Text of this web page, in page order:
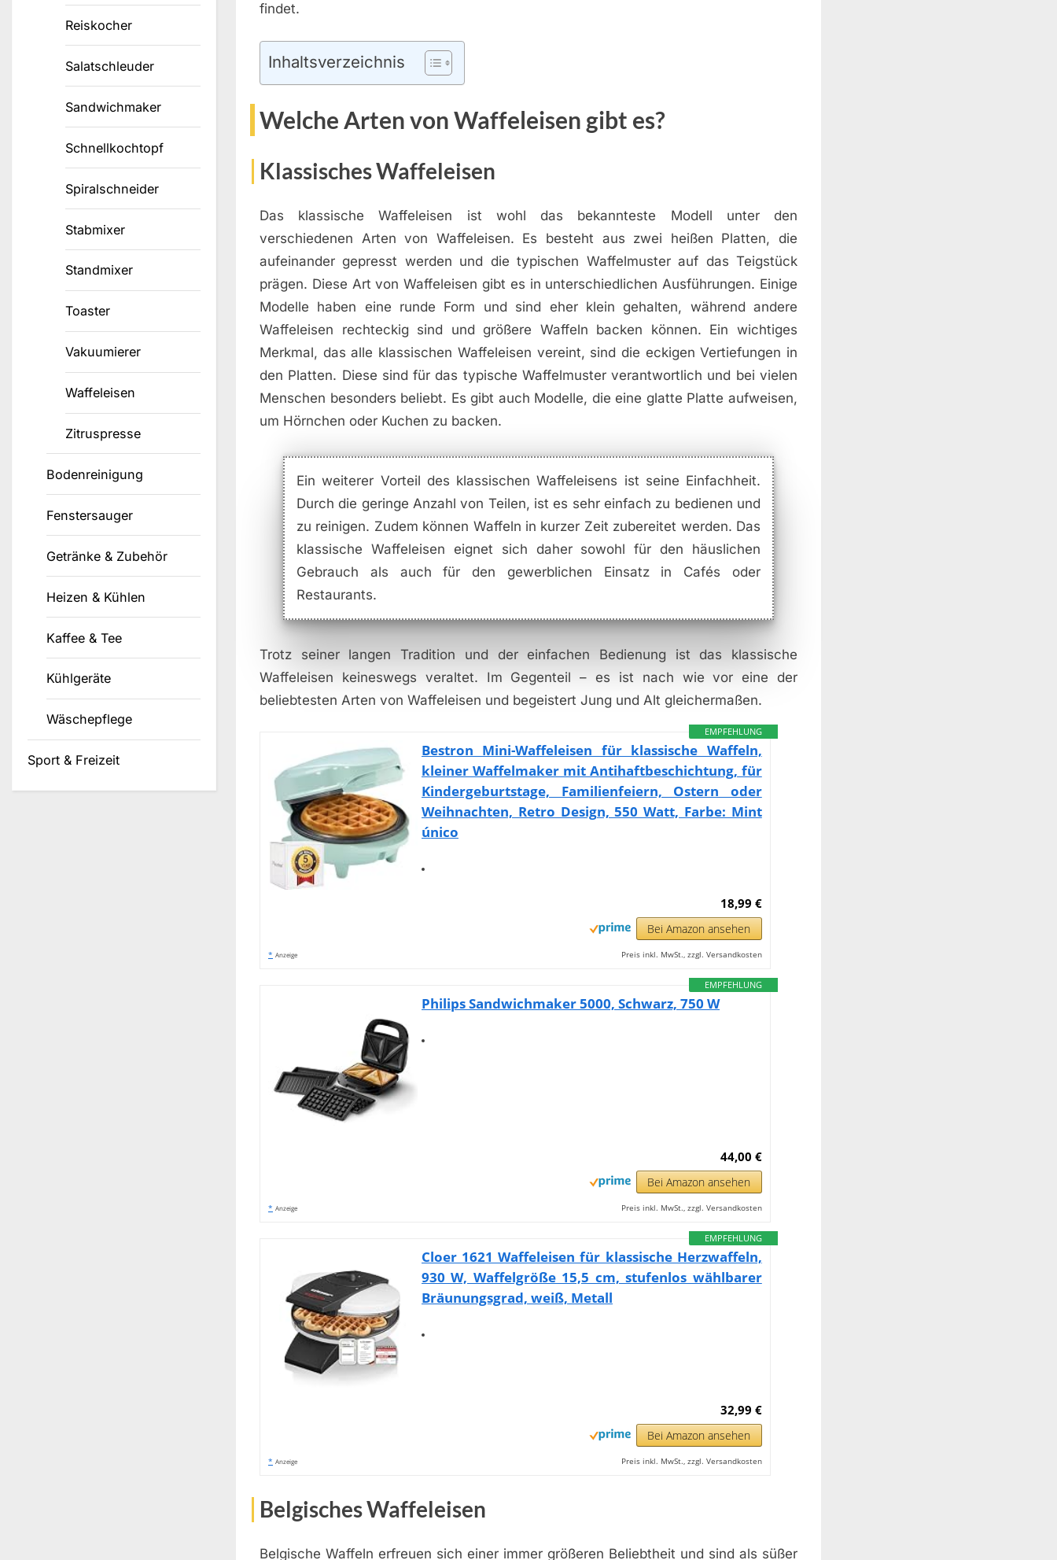
findet.
Inhaltsverzeichnis
Welche Arten von Waffeleisen gibt es?
Klassisches Waffeleisen
Das klassische Waffeleisen ist wohl das bekannteste Modell unter den
verschiedenen Arten von Waffeleisen. Es besteht aus zwei heißen Platten, die
aufeinander gepresst werden und die typischen Waffelmuster auf das Teigstück
prägen. Diese Art von Waffeleisen gibt es in unterschiedlichen Ausführungen. Einige
Modelle haben eine runde Form und sind eher klein gehalten, während andere
Waffeleisen rechteckig sind und größere Waffeln backen können. Ein wichtiges
Merkmal, das alle klassischen Waffeleisen vereint, sind die eckigen Vertiefungen in
den Platten. Diese sind für das typische Waffelmuster verantwortlich und bei vielen
Menschen besonders beliebt. Es gibt auch Modelle, die eine glatte Platte aufweisen,
um Hörnchen oder Kuchen zu backen.
Ein weiterer Vorteil des klassischen Waffeleisens ist seine Einfachheit.
Durch die geringe Anzahl von Teilen, ist es sehr einfach zu bedienen und
zu reinigen. Zudem können Waffeln in kurzer Zeit zubereitet werden. Das
klassische Waffeleisen eignet sich daher sowohl für den häuslichen
Gebrauch als auch für den gewerblichen Einsatz in Cafés oder
Restaurants.
Trotz seiner langen Tradition und der einfachen Bedienung ist das klassische
Waffeleisen keineswegs veraltet. Im Gegenteil – es ist nach wie vor eine der
beliebtesten Arten von Waffeleisen und begeistert Jung und Alt gleichermaßen.
EMPFEHLUNG
Bestron Mini-Waffeleisen für klassische Waffeln,
kleiner Waffelmaker mit Antihaftbeschichtung, für
Kindergeburtstage, Familienfeiern, Ostern oder
Weihnachten, Retro Design, 550 Watt, Farbe: Mint
único
18,99 €
Bei Amazon ansehen
* Anzeige Preis inkl. MwSt., zzgl. Versandkosten
EMPFEHLUNG
Philips Sandwichmaker 5000, Schwarz, 750 W
44,00 €
Bei Amazon ansehen
* Anzeige Preis inkl. MwSt., zzgl. Versandkosten
EMPFEHLUNG
Cloer 1621 Waffeleisen für klassische Herzwaffeln,
930 W, Waffelgröße 15,5 cm, stufenlos wählbarer
Bräunungsgrad, weiß, Metall
32,99 €
Bei Amazon ansehen
* Anzeige Preis inkl. MwSt., zzgl. Versandkosten
Belgisches Waffeleisen
Belgische Waffeln erfreuen sich einer immer größeren Beliebtheit und sind als süßer
Reiskocher
Salatschleuder
Sandwichmaker
Schnellkochtopf
Spiralschneider
Stabmixer
Standmixer
Toaster
Vakuumierer
Waffeleisen
Zitruspresse
Bodenreinigung
Fenstersauger
Getränke & Zubehör
Heizen & Kühlen
Kaffee & Tee
Kühlgeräte
Wäschepflege
Sport & Freizeit